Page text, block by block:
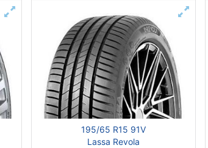
195/65 R15 91V
Lassa Revola